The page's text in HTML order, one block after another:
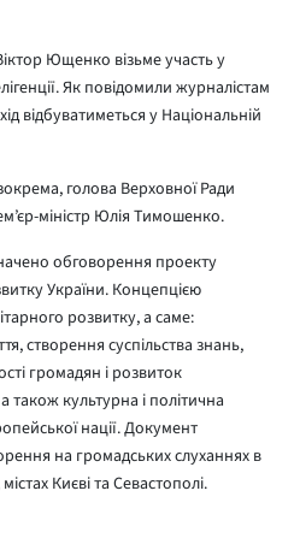
Ющенко візьме участь у
Як повідомили журналістам
відбуватиметься у Національній
голова Верховної Ради
міністр Юлія Тимошенко.
обговорення проекту
України. Концепцією
розвитку, а саме:
створення суспільства знань,
громадян і розвиток
також культурна і політична
нації. Документ
на громадських слуханнях в
Києві та Севастополі.